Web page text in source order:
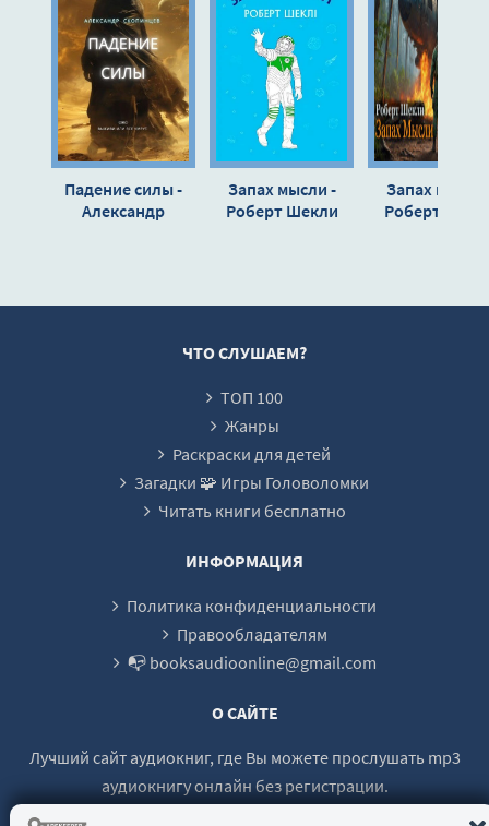
Падение силы -
Александр
Запах мысли -
Роберт Шекли
Запах мысли
Роберт
ЧТО СЛУШАЕМ?
ТОП 100
Жанры
Раскраски для детей
Загадки 🧩 Игры Головоломки
Читать книги бесплатно
ИНФОРМАЦИЯ
Политика конфиденциальности
Правообладателям
📭 booksaudioonline@gmail.com
О САЙТЕ
Лучший сайт аудиокниг, где Вы можете прослушать mp3
аудиокнигу онлайн без регистрации.